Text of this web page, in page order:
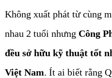
Không xuất phát từ cùng
nhau 2 tuổi nhưng Công
đều sở hữu kỹ thuật tốt
Việt Nam. Ít ai biết rằng